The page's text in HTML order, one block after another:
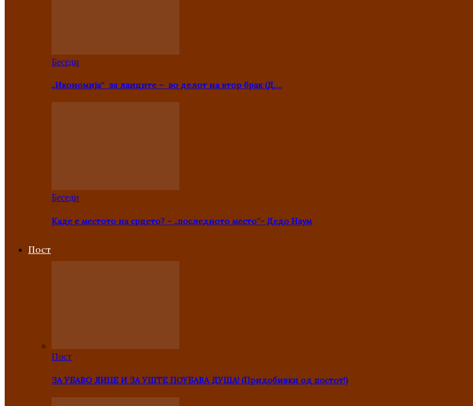
Беседи
„Икономија“ за лаиците – во делот на втор брак (Д….
Беседи
Каде е местото на срцето? – „последното место“- Дедо Наум
Пост
Пост
ЗА УБАВО ЛИЦЕ И ЗА УШТЕ ПОУБАВА ДУША! (Придобивки од постот!)